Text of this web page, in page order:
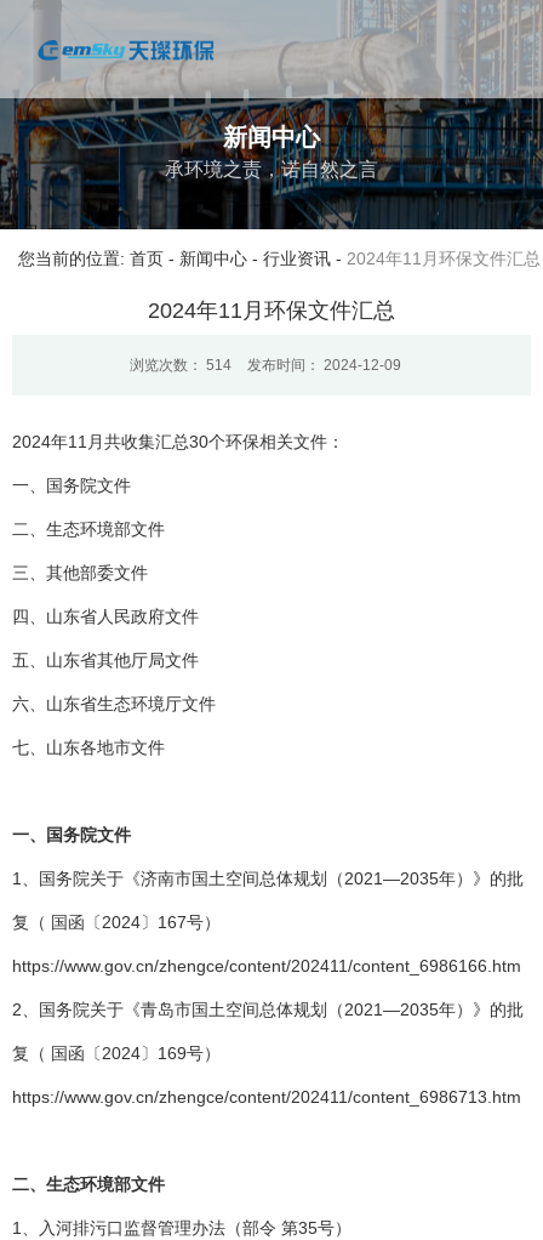
新闻中心
承环境之责，诺自然之言
您当前的位置: 首页 - 新闻中心 - 行业资讯 - 2024年11月环保文件汇总
2024年11月环保文件汇总
浏览次数： 514 发布时间： 2024-12-09
2024年11月共收集汇总30个环保相关文件：
一、国务院文件
二、生态环境部文件
三、其他部委文件
四、山东省人民政府文件
五、山东省其他厅局文件
六、山东省生态环境厅文件
七、山东各地市文件
一、 国务院文件
1、国务院关于《济南市国土空间总体规划（2021—2035年）》的批
复（ 国函〔2024〕167号）
https://www.gov.cn/zhengce/content/202411/content_6986166.htm
2、国务院关于《青岛市国土空间总体规划（2021—2035年）》的批
复（ 国函〔2024〕169号）
https://www.gov.cn/zhengce/content/202411/content_6986713.htm
二、 生态环境部文件
1、入河排污口监督管理办法（部令 第35号）